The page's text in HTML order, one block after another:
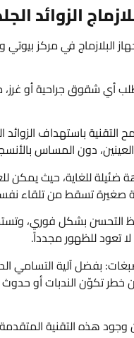
الزوائد
بجهاز البلازماج في مركز
أي شقوق جراحية أو
باستهداف
دون المساس
ضئيلة للغاية، حيث
صغيرة تسقط من تلقاء
التحسن بشكل فوري،
لا تعود للظهور مجدداً.
بفضل آلية التسامي
خطر تكوّن الندبات أو
وجود هذه التقنية